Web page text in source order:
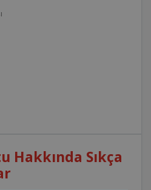
Hakkında Sıkça